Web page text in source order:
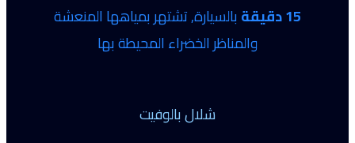
15 دقيقة
بالسيارة, تشتهر بمياهها المنعشة
والمناظر الخضراء المحيطة بها
شلال بالوفيت